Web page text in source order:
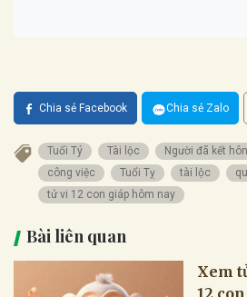
Chia sẻ Facebook Chia sẻ Zalo
Tuổi Tý Tài lộc Người đã kết hôn
công việc
Tuổi Tỵ tài lộc
tử vi 12 con giáp hôm nay
Bài liên quan
Xem